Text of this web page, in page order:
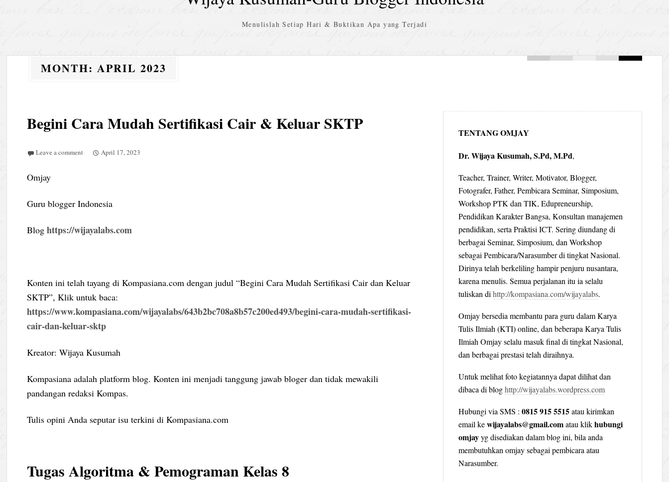
Menulislah Setiap Hari & Buktikan Apa yang Terjadi
MONTH:APRIL 2023
Begini Cara Mudah Sertifikasi Cair & Keluar SKTP
Leave a comment April 17, 2023
Omjay
Guru blogger Indonesia
Bloghttps://wijayalabs.com
Konten ini telah tayang di Kompasiana.com dengan judul “Begini Cara Mudah Sertifikasi Cair dan Keluar
SKTP”, Klik untuk baca:
https://www.kompasiana.com/wijayalabs/643b2bc708a8b57c200ed493/begini-cara-mudah-sertifikasi-
cair-dan-keluar-sktp
Kreator: Wijaya Kusumah
Kompasiana adalah platform blog. Konten ini menjadi tanggung jawab bloger dan tidak mewakili
pandangan redaksi Kompas.
Tulis opini Anda seputar isu terkini di Kompasiana.com
Tugas Algoritma & Pemograman Kelas 8
TENTANG OMJAY
Dr. Wijaya Kusumah, S.Pd, M.Pd,
Teacher, Trainer, Writer, Motivator, Blogger,
Fotografer, Father, Pembicara Seminar, Simposium,
Workshop PTK dan TIK, Edupreneurship,
Pendidikan Karakter Bangsa, Konsultan manajemen
pendidikan, serta Praktisi ICT. Sering diundang di
berbagai Seminar, Simposium, dan Workshop
sebagai Pembicara/Narasumber di tingkat Nasional.
Dirinya telah berkeliling hampir penjuru nusantara,
karena menulis. Semua perjalanan itu ia selalu
tuliskan di http://kompasiana.com/wijayalabs.
Omjay bersedia membantu para guru dalam Karya
Tulis Ilmiah (KTI) online, dan beberapa Karya Tulis
Ilmiah Omjay selalu masuk final di tingkat Nasional,
dan berbagai prestasi telah diraihnya.
Untuk melihat foto kegiatannya dapat dilihat dan
dibaca di bloghttp://wijayalabs.wordpress.com
Hubungi via SMS : 0815 915 5515atau kirimkan
email kewijayalabs@gmail.comatau klikhubungi
omjayyg disediakan dalam blog ini, bila anda
membutuhkan omjay sebagai pembicara atau
Narasumber.